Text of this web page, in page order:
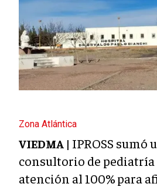
Zona Atlántica
VIEDMA | IPROSS sumó
consultorio de pediatría
atención al 100% para